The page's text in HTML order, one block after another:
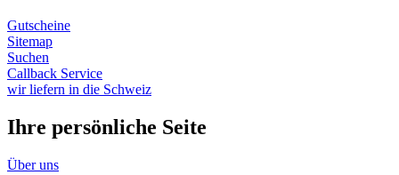
Gutscheine
Sitemap
Suchen
Callback Service
wir liefern in die Schweiz
Ihre persönliche Seite
Über uns